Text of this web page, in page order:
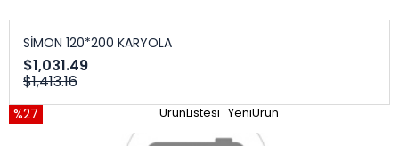
SİMON 120*200 KARYOLA
$1,031.49
$1,413.16
%27 UrunListesi_YeniUrun